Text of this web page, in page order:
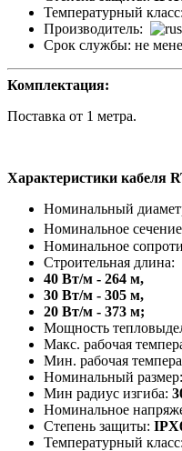
Температурный класс:
Производитель:
Срок службы: не
Комплектация:
Поставка от 1 метра.
Характеристики кабеля
Номинальный
Номинальное
Номинальное
Строительная длина:
40 Вт/м - 264 м,
30 Вт/м - 305 м,
20 Вт/м - 373 м;
Мощность
Макс. рабочая
Мин. рабочая
Номинальный размер:
Мин радиус изгиба:
Номинальное
Степень защиты:
Температурный класс: